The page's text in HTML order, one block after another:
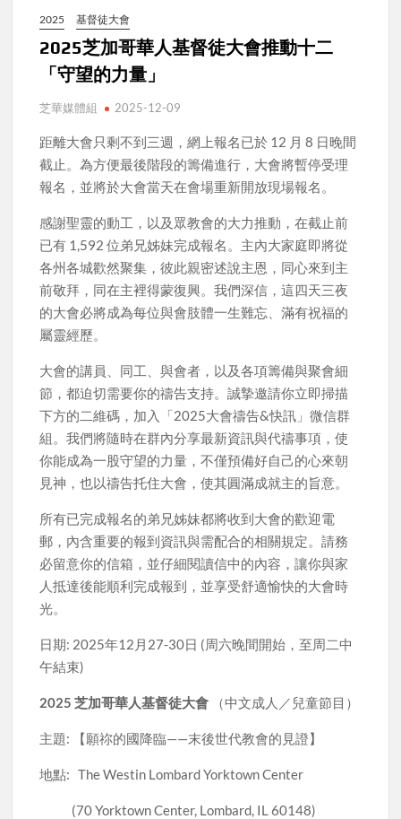
2025 基督徒大會
2025芝加哥華人基督徒大會推動十二
「守望的力量」
芝華媒體組 2025-12-09
距離大會只剩不到三週，網上報名已於 12 月 8 日晚間
截止。為方便最後階段的籌備進行，大會將暫停受理
報名，並將於大會當天在會場重新開放現場報名。
感謝聖靈的動工，以及眾教會的大力推動，在截止前
已有 1,592 位弟兄姊妹完成報名。主內大家庭即將從
各州各城歡然聚集，彼此親密述說主恩，同心來到主
前敬拜，同在主裡得蒙復興。我們深信，這四天三夜
的大會必將成為每位與會肢體一生難忘、滿有祝福的
屬靈經歷。
大會的講員、同工、與會者，以及各項籌備與聚會細
節，都迫切需要你的禱告支持。誠摯邀請你立即掃描
下方的二維碼，加入「2025大會禱告&快訊」微信群
組。我們將隨時在群內分享最新資訊與代禱事項，使
你能成為一股守望的力量，不僅預備好自己的心來朝
見神，也以禱告托住大會，使其圓滿成就主的旨意。
所有已完成報名的弟兄姊妹都將收到大會的歡迎電
郵，內含重要的報到資訊與需配合的相關規定。請務
必留意你的信箱，並仔細閱讀信中的內容，讓你與家
人抵達後能順利完成報到，並享受舒適愉快的大會時
光。
日期: 2025年12月27-30日 (周六晚間開始，至周二中
午結束)
2025 芝加哥華人基督徒大會 （中文成人／兒童節目）
主題: 【願祢的國降臨——末後世代教會的見證】
地點: The Westin Lombard Yorktown Center
(70 Yorktown Center, Lombard, IL 60148)